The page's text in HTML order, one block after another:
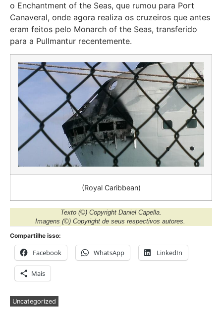
o Enchantment of the Seas, que rumou para Port
Canaveral, onde agora realiza os cruzeiros que antes
eram feitos pelo Monarch of the Seas, transferido
para a Pullmantur recentemente.
(Royal Caribbean)
Texto (©) Copyright Daniel Capella
Imagens (©) Copyright de seus respectivos autores.
Compartilhe isso:
Facebook WhatsApp LinkedIn
Mais
Uncategorized